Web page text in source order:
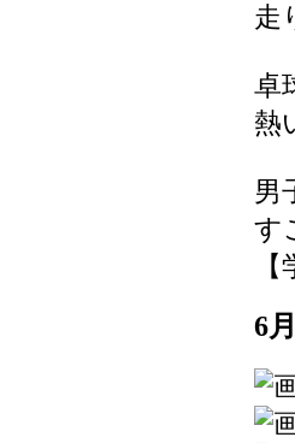
走
卓
熱
男
す
6